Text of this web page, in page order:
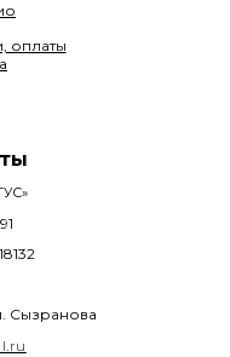
Сызранова
оплаты